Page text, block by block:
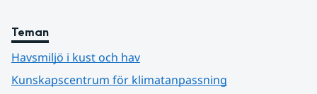
Teman
Havsmiljö i kust och hav
Kunskapscentrum för klimatanpassning